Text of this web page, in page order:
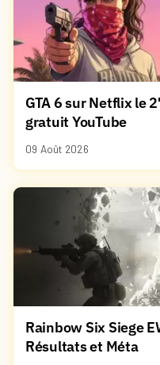
GTA 6 sur Netflix le
gratuit YouTube
09 Août 2026
Rainbow Six Siege
Résultats et Méta